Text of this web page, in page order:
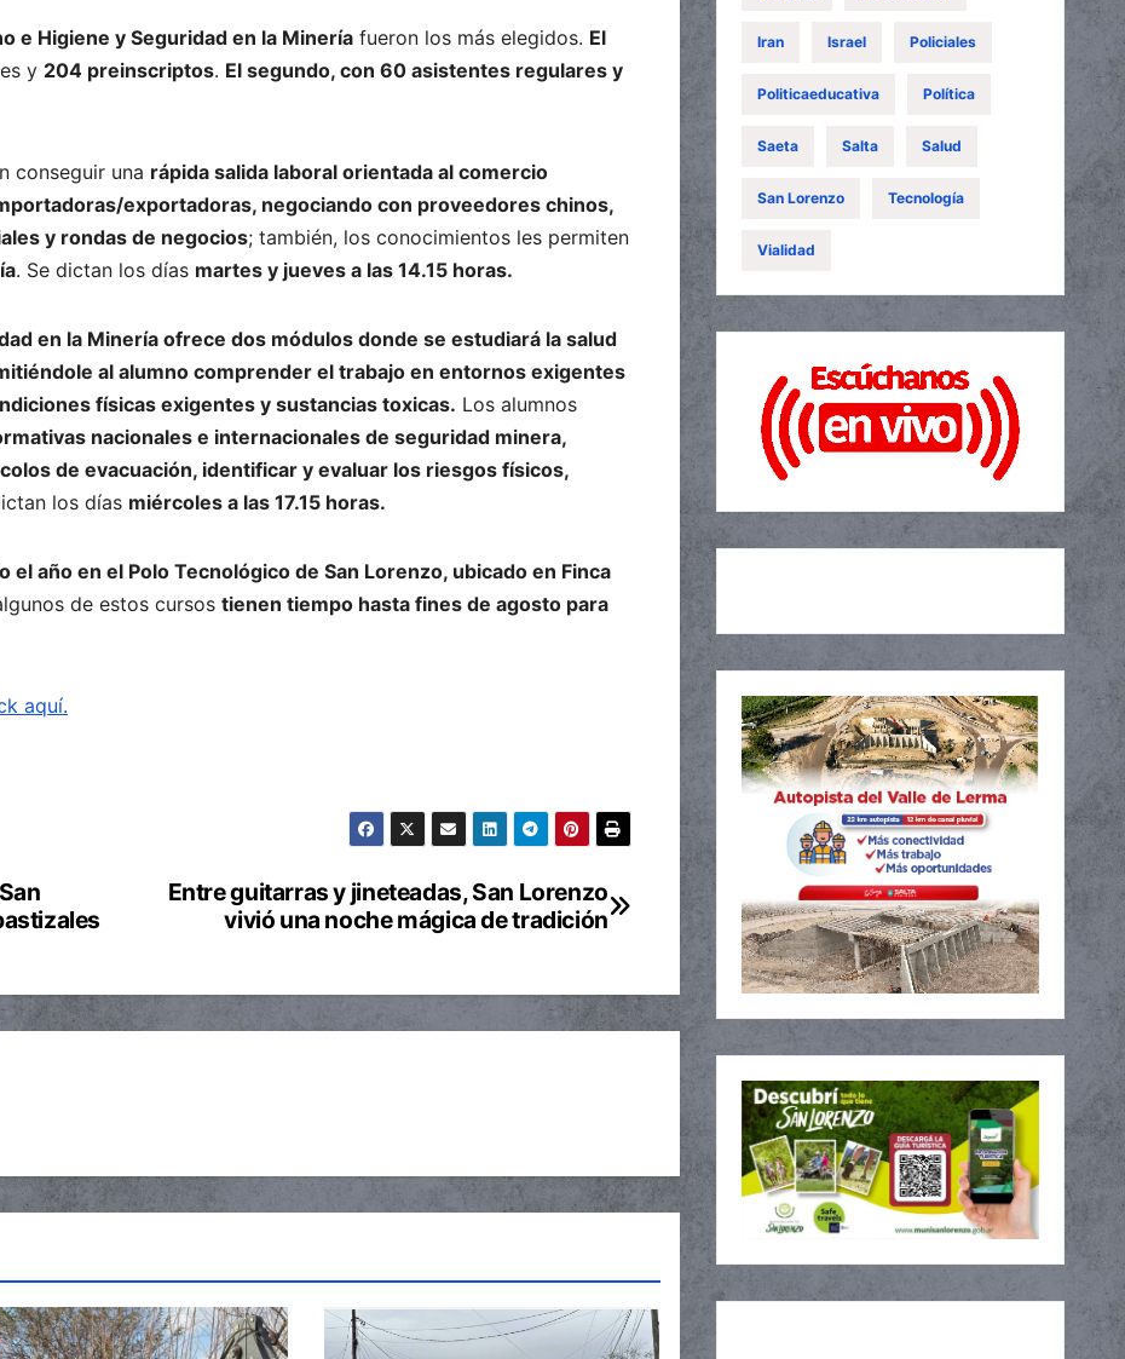
e Higiene y Seguridad en la Minería fueron los más elegidos. El
y 204 preinscriptos. El segundo, con 60 asistentes regulares y
conseguir una rápida salida laboral orientada al comercio
exportadoras, negociando con proveedores chinos,
y rondas de negocios; también, los conocimientos les permiten
. Se dictan los días martes y jueves a las 14.15 horas.
en la Minería ofrece dos módulos donde se estudiará la salud
al alumno comprender el trabajo en entornos exigentes
físicas exigentes y sustancias toxicas. Los alumnos
nacionales e internacionales de seguridad minera,
de evacuación, identificar y evaluar los riesgos físicos,
los días miércoles a las 17.15 horas.
el año en el Polo Tecnológico de San Lorenzo, ubicado en Finca
de estos cursos tienen tiempo hasta fines de agosto para
aquí.
Entre guitarras y jineteadas, San Lorenzo
vivió una noche mágica de tradición
Iran Israel Policiales
Politicaeducativa Política
Saeta Salta Salud
San Lorenzo Tecnología
Vialidad